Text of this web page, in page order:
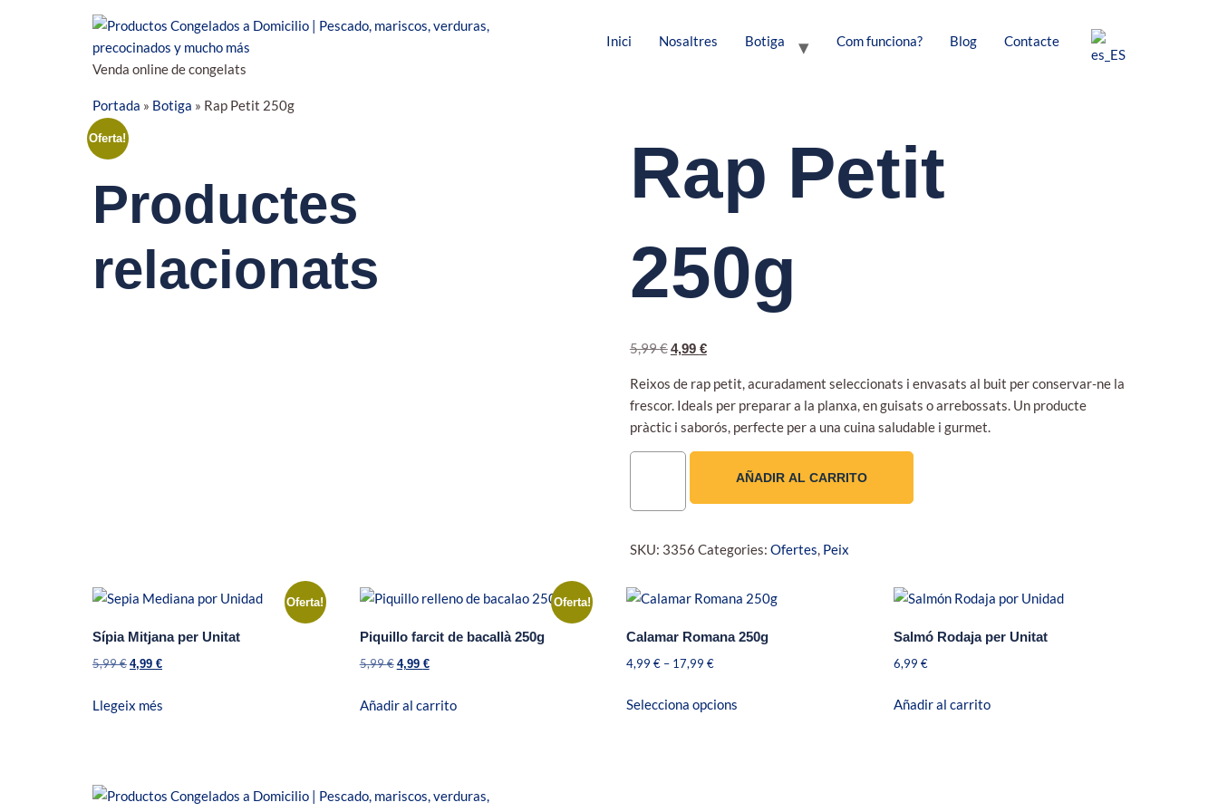
Venda online de congelats
Inici Nosaltres Botiga Com funciona? Blog Contacte
Portada » Botiga » Rap Petit 250g
Oferta!
Rap Petit
250g
5,99€4,99 €
Reixos de rap petit, acuradament seleccionats i envasats al buit per conservar-ne la
frescor. Ideals per preparar a la planxa, en guisats o arrebossats. Un producte
pràctic i saborós, perfecte per a una cuina saludable i gurmet.
AÑADIR AL CARRITO
SKU: 3356 Categories: Ofertes, Peix
Productes
relacionats
Oferta!
Sípia Mitjana per Unitat
5,99€ 4,99 €
Llegeix més
Oferta!
Piquillo farcit de bacallà 250g
5,99€ 4,99 €
Añadir al carrito
Calamar Romana 250g
4,99€ – 17,99€
Selecciona opcions
Salmó Rodaja per Unitat
6,99€
Añadir al carrito